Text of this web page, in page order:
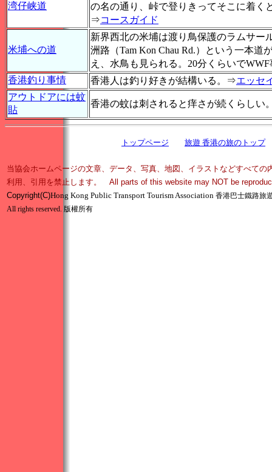
湾仔峡道
の名の通り、峠で登りきってそこに着く
⇒コースガイド
米埔への道
新界西北の米埔は渡り鳥保護のラムサー
洲路（Tam Kon Chau Rd.）という一本
え、水鳥も見られる。20分くらいで
香港釣り事情
香港人は釣り好きが結構いる。⇒エッセ
アウトドアには蚊
貼
香港の蚊は刺されると痒さが続くらし
トップページ 旅遊 香港の旅のトップ
当協会ホームページの文章、データ、写真、地図、イラストなどすべて
利用、引用を禁止します。 All parts of this website may NOT be
Copyright(C)Hong Kong Public Transport Tourism Association 香港巴士鐵路旅
All rights reserved. 版權所有